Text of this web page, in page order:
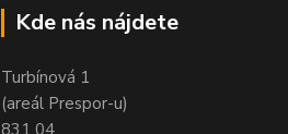
Kde nás nájdete
Turbínová 1
(areál Prespor-u)
831 04